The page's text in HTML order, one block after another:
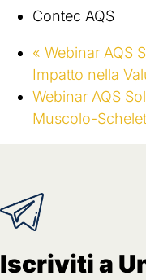
Contec AQS
« Webinar AQS
Impatto nella
Webinar AQS
Muscolo-
Iscriviti a